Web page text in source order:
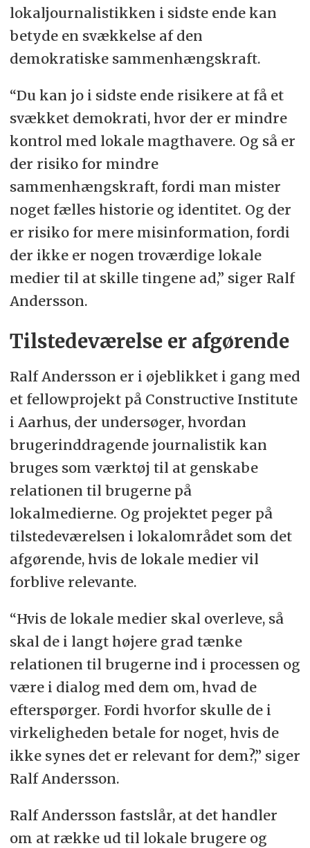
lokaljournalistikken i sidste ende kan
betyde en svækkelse af den
demokratiske sammenhængskraft.
“Du kan jo i sidste ende risikere at få et
svækket demokrati, hvor der er mindre
kontrol med lokale magthavere. Og så er
der risiko for mindre
sammenhængskraft, fordi man mister
noget fælles historie og identitet. Og der
er risiko for mere misinformation, fordi
der ikke er nogen troværdige lokale
medier til at skille tingene ad,” siger Ralf
Andersson.
Tilstedeværelse er afgørende
Ralf Andersson er i øjeblikket i gang med
et fellowprojekt på Constructive Institute
i Aarhus, der undersøger, hvordan
brugerinddragende journalistik kan
bruges som værktøj til at genskabe
relationen til brugerne på
lokalmedierne. Og projektet peger på
tilstedeværelsen i lokalområdet som det
afgørende, hvis de lokale medier vil
forblive relevante.
“Hvis de lokale medier skal overleve, så
skal de i langt højere grad tænke
relationen til brugerne ind i processen og
være i dialog med dem om, hvad de
efterspørger. Fordi hvorfor skulle de i
virkeligheden betale for noget, hvis de
ikke synes det er relevant for dem?,” siger
Ralf Andersson.
Ralf Andersson fastslår, at det handler
om at række ud til lokale brugere og